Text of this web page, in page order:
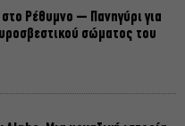
Ρέθυμνο – Πανηγύρι για
σώματος του